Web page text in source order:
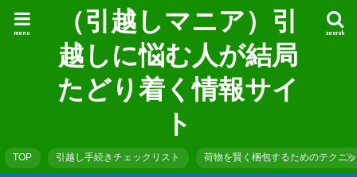
（引越しマニア）引
越しに悩む人が結局
たどり着く情報サイ
ト
search
menu
TOP 引越し手続きチェックリスト 荷物を賢く梱包するためのテクニ